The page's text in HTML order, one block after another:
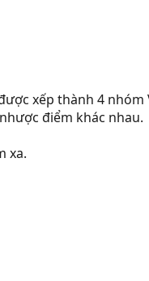
xếp thành 4 nhóm
điểm khác nhau.
xa.